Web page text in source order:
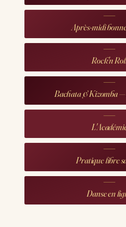
Après-midi
Rock'n
Bachata & Kizomba
Pratique libre
Danse en